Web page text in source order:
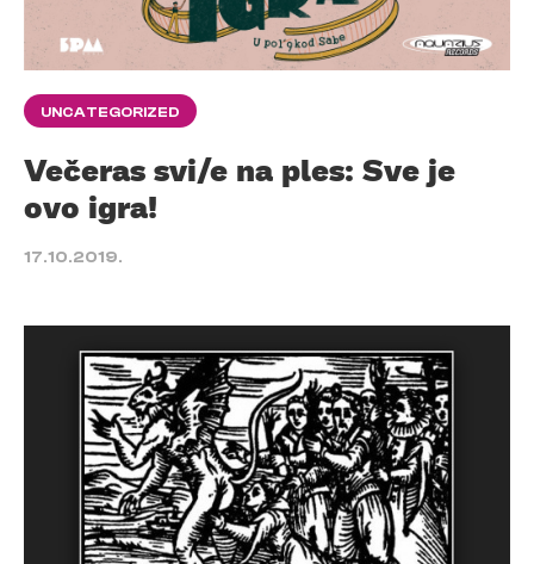
UNCATEGORIZED
Večeras svi/e na ples: Sve je
ovo igra!
17.10.2019.